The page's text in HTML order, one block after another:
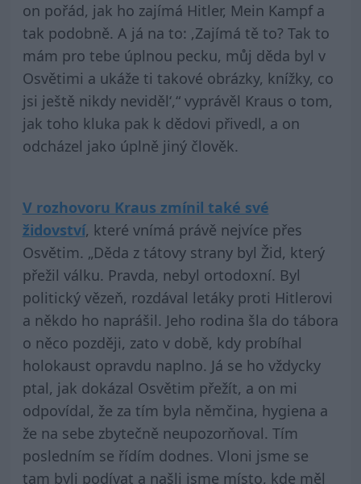
on pořád, jak ho zajímá Hitler, Mein Kampf a
tak podobně. A já na to: ‚Zajímá tě to? Tak to
mám pro tebe úplnou pecku, můj děda byl v
Osvětimi a ukáže ti takové obrázky, knížky, co
jsi ještě nikdy neviděl‘,“ vyprávěl Kraus o tom,
jak toho kluka pak k dědovi přivedl, a on
odcházel jako úplně jiný člověk.
V rozhovoru Kraus zmínil také své
židovství, které vnímá právě nejvíce přes
Osvětim. „Děda z tátovy strany byl Žid, který
přežil válku. Pravda, nebyl ortodoxní. Byl
politický vězeň, rozdával letáky proti Hitlerovi
a někdo ho naprášil. Jeho rodina šla do tábora
o něco později, zato v době, kdy probíhal
holokaust opravdu naplno. Já se ho vždycky
ptal, jak dokázal Osvětim přežít, a on mi
odpovídal, že za tím byla němčina, hygiena a
že na sebe zbytečně neupozorňoval. Tím
posledním se řídím dodnes. Vloni jsme se
tam byli podívat a našli jsme místo, kde měl